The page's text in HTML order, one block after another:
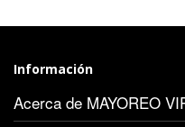
Información
Acerca de MAYOREO